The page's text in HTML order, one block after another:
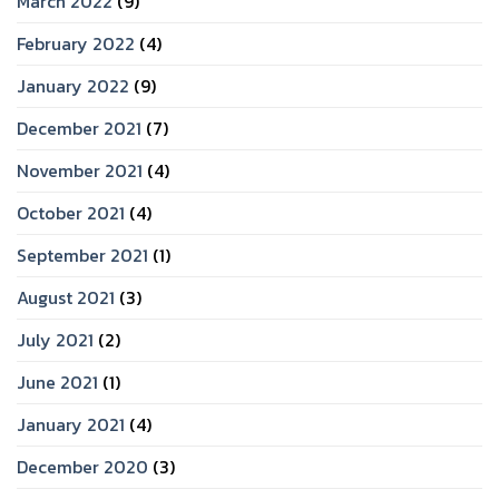
February 2022 (4)
January 2022 (9)
December 2021 (7)
November 2021 (4)
October 2021 (4)
September 2021 (1)
August 2021 (3)
July 2021 (2)
June 2021 (1)
January 2021 (4)
December 2020 (3)